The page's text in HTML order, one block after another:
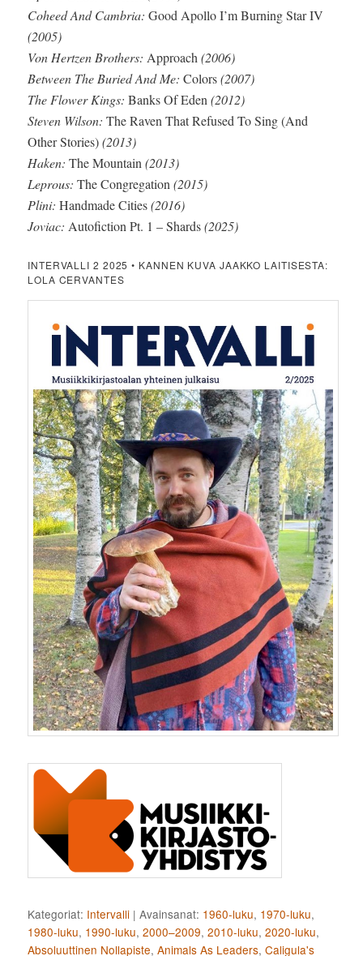
Coheed And Cambria:Good Apollo I’m Burning Star IV
(2005)
Von Hertzen Brothers:Approach(2006)
Between The Buried And Me:Colors(2007)
The Flower Kings:Banks Of Eden(2012)
Steven Wilson:The Raven That Refused To Sing (And
Other Stories)(2013)
Haken:The Mountain(2013)
Leprous:The Congregation(2015)
Plini:Handmade Cities(2016)
Joviac:Autofiction Pt. 1 – Shards(2025)
INTERVALLI 2 2025 • KANNEN KUVA JAAKKO LAITISESTA:
LOLA CERVANTES
Kategoriat: Intervalli |Avainsanat: 1960-luku, 1970-luku,
1980-luku, 1990-luku,2000–2009,2010-luku,2020-luku,
Absoluuttinen Nollapiste,Animals As Leaders,Caligula's